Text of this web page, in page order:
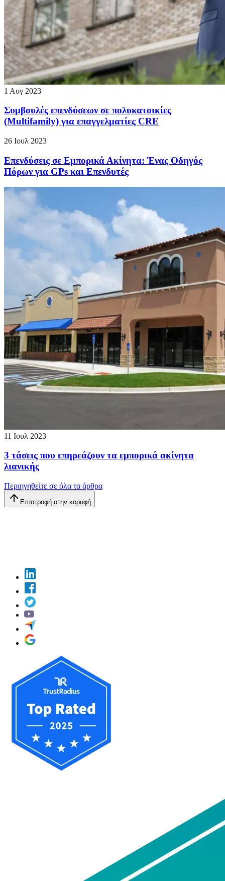
1 Αυγ 2023
Συμβουλές επενδύσεων σε πολυκατοικίες
(Multifamily) για επαγγελματίες CRE
26 Ιουλ 2023
Επενδύσεις σε Εμπορικά Ακίνητα: Ένας Οδηγός
Πόρων για GPs και Επενδυτές
11 Ιουλ 2023
3 τάσεις που επηρεάζουν τα εμπορικά ακίνητα
λιανικής
Περιηγηθείτε σε όλα τα άρθρα
Επιστροφή στην κορυφή